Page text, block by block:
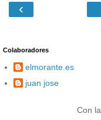
‹
Colaboradores
elmorante.es
juan jose
Con